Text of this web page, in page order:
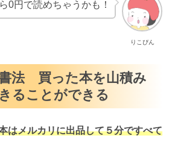
りこぴん
0円で読めちゃうかも！
法 買った本を山積み
ることができる
はメルカリに出品して５分ですべて